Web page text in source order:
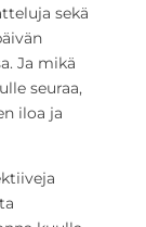
sekä
Ja mikä
seuraa,
iloa ja